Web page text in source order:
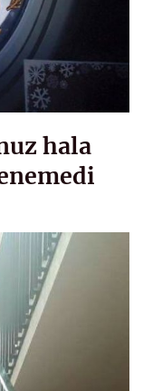
hala